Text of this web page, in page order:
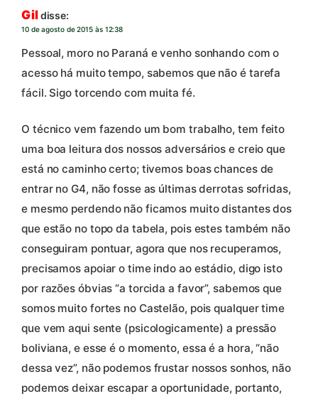
Gildisse:
10 de agosto de 2015 às 12:38
Pessoal, moro no Paraná e venho sonhando com o
acesso há muito tempo, sabemos que não é tarefa
fácil. Sigo torcendo com muita fé.
O técnico vem fazendo um bom trabalho, tem feito
uma boa leitura dos nossos adversários e creio que
está no caminho certo; tivemos boas chances de
entrar no G4, não fosse as últimas derrotas sofridas,
e mesmo perdendo não ficamos muito distantes dos
que estão no topo da tabela, pois estes também não
conseguiram pontuar, agora que nos recuperamos,
precisamos apoiar o time indo ao estádio, digo isto
por razões óbvias “a torcida a favor”, sabemos que
somos muito fortes no Castelão, pois qualquer time
que vem aqui sente (psicologicamente) a pressão
boliviana, e esse é o momento, essa é a hora, “não
dessa vez”, não podemos frustar nossos sonhos, não
podemos deixar escapar a oportunidade, portanto,